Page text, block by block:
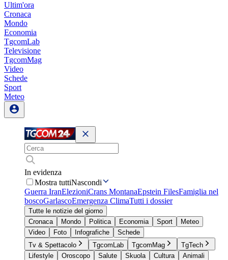
Ultim'ora
Cronaca
Mondo
Economia
TgcomLab
Televisione
TgcomMag
Video
Schede
Sport
Meteo
In evidenza
Mostra tuttiNascondi
Guerra IranElezioniCrans MontanaEpstein FilesFamiglia nel
boscoGarlascoEmergenza ClimaTutti i dossier
Tutte le notizie del giorno
Cronaca
Mondo Politica Economia Sport
Meteo
Video
Foto Infografiche
Schede
Tv & Spettacolo
TgcomLab TgcomMag
TgTech
Lifestyle
Oroscopo Salute Skuola Cultura
Animali